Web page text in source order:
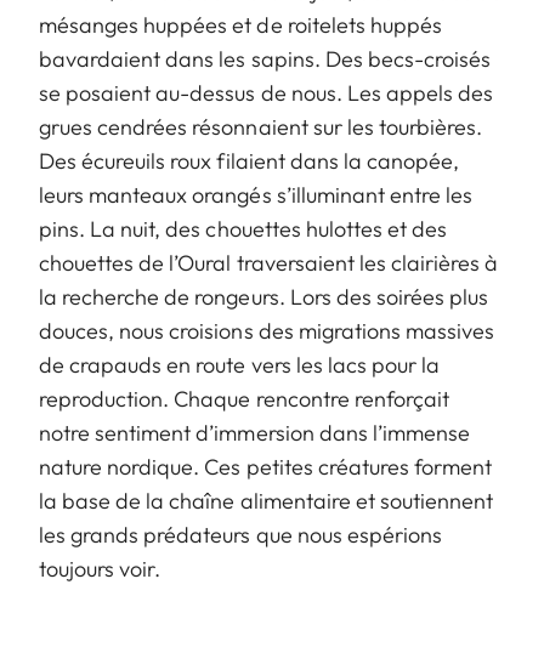
mésanges huppées et de roitelets huppés
bavardaient dans les sapins. Des becs-croisés
se posaient au-dessus de nous. Les appels des
grues cendrées résonnaient sur les tourbières.
Des écureuils roux filaient dans la canopée,
leurs manteaux orangés s’illuminant entre les
pins. La nuit, des chouettes hulottes et des
chouettes de l’Oural traversaient les clairières à
la recherche de rongeurs. Lors des soirées plus
douces, nous croisions des migrations massives
de crapauds en route vers les lacs pour la
reproduction. Chaque rencontre renforçait
notre sentiment d’immersion dans l’immense
nature nordique. Ces petites créatures forment
la base de la chaîne alimentaire et soutiennent
les grands prédateurs que nous espérions
toujours voir.